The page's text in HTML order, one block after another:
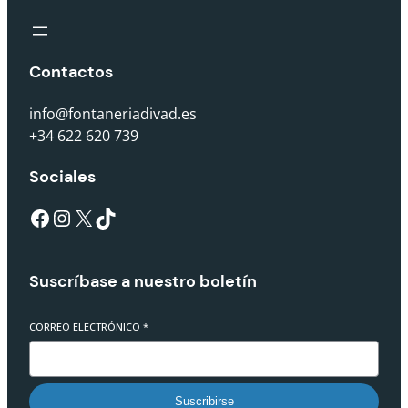
Contactos
info@fontaneriadivad.es
+34 622 620 739
Sociales
Suscríbase a nuestro boletín
CORREO ELECTRÓNICO *
Suscribirse